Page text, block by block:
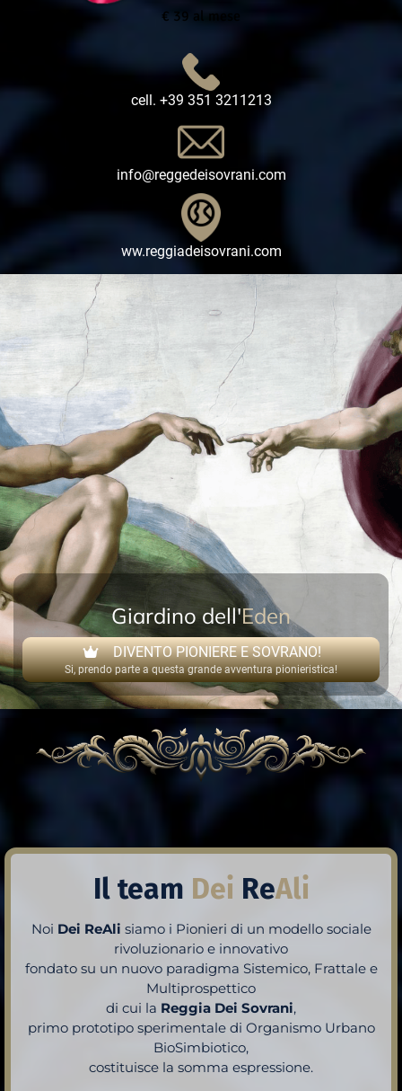
€ 39 al mese
cell. +39 351 3211213
info@reggedeisovrani.com
ww.reggiadeisovrani.com
Giardino dell'Eden
DIVENTO PIONIERE E SOVRANO!
Si, prendo parte a questa grande avventura pionieristica!
Il team Dei ReAli
Noi Dei ReAli siamo i Pionieri di un modello sociale
rivoluzionario e innovativo
fondato su un nuovo paradigma Sistemico, Frattale e
Multiprospettico
di cui la Reggia Dei Sovrani,
primo prototipo sperimentale di Organismo Urbano
BioSimbiotico,
costituisce la somma espressione.